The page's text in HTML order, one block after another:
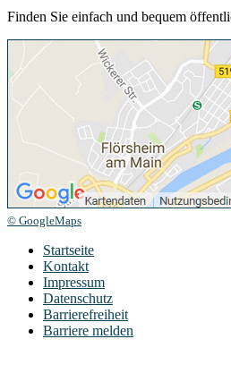
Finden Sie einfach und bequem
© GoogleMaps
Startseite
Kontakt
Impressum
Datenschutz
Barrierefreiheit
Barriere melden